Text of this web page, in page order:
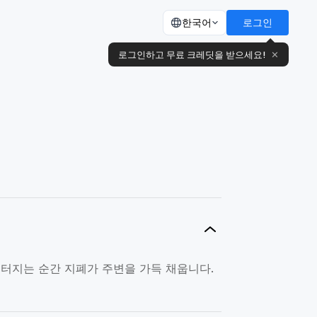
한국어 로그인
로그인하고 무료 크레딧을 받으세요! ✕
지는 순간 지폐가 주변을 가득 채웁니다.